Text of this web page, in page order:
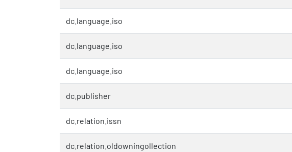
dc.language.iso
dc.language.iso
dc.language.iso
dc.publisher
dc.relation.issn
dc.relation.oldowningollection